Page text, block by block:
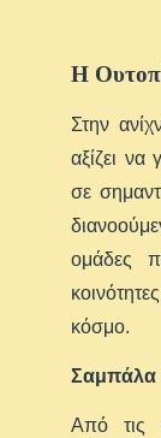
Η
Στην
αξίζει να
σε
ομάδες
κόσμο.
Σαμπάλα
Από τις